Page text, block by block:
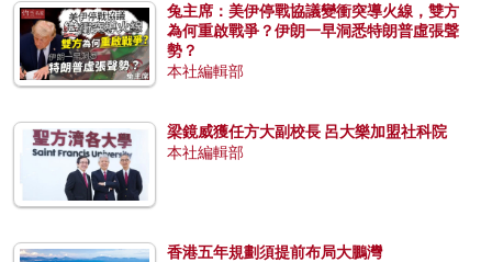
兔主席：美伊停戰協議變衝突導火線，雙方
為何重啟戰爭？伊朗一早洞悉特朗普虛張聲
勢？
本社編輯部
梁鏡威獲任方大副校長 呂大樂加盟社科院
本社編輯部
香港五年規劃須提前布局大鵬灣